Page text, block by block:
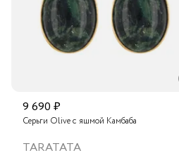
9 690 ₽
Серьги Olive с яшмой Камбаба
TARATATA